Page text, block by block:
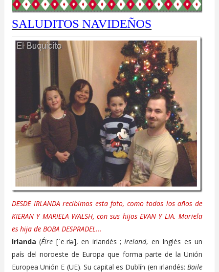
SALUDITOS NAVIDEÑOS
DESDE IRLANDA recibimos esta foto, como todos los años de
KIERAN Y MARIELA WALSH, con sus hijos EVAN Y LIA. Mariela
es hija de BOBA DESPRADEL...
Irlanda (Éire [ˈeːrʲə], en irlandés ; Ireland, en Inglés es un
país del noroeste de Europa que forma parte de la Unión
Europea Unión E (UE). Su capital es Dublín (en irlandés: Baile